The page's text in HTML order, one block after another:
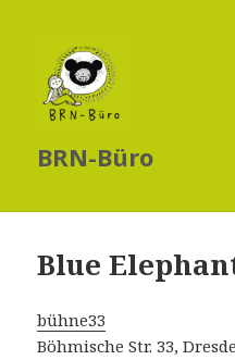
BRN-Büro
Blue
bühne33
Böhmische Str. 33,